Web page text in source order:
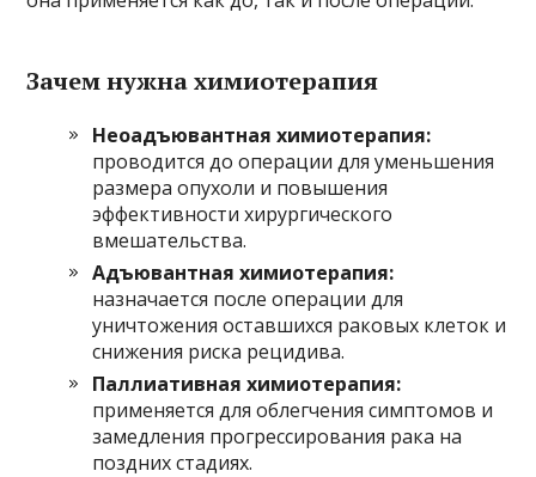
Зачем нужна химиотерапия
Неоадъювантная химиотерапия:
проводится до операции для уменьшения
размера опухоли и повышения
эффективности хирургического
вмешательства.
Адъювантная химиотерапия:
назначается после операции для
уничтожения оставшихся раковых клеток и
снижения риска рецидива.
Паллиативная химиотерапия:
применяется для облегчения симптомов и
замедления прогрессирования рака на
поздних стадиях.